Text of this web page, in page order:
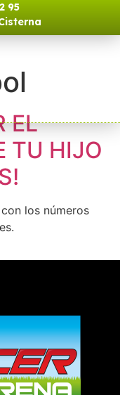
95
EL
TU HIJO
los números